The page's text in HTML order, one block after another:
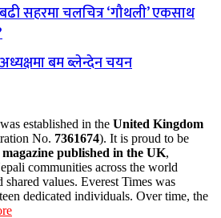
सहरमा चलचित्र ‘गौथली’ एकसाथ
बम ब्लेन्देन चयन
was established in the United Kingdom
No. 7361674). It is proud to be
published in the UK,
communities across the world
values. Everest Times was
dedicated individuals. Over time, the